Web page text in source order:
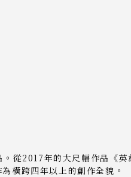
從2017年的大尺幅作品《
橫跨四年以上的創作全貌。